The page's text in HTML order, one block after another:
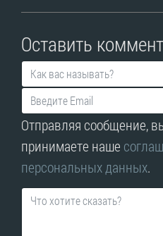
Оставить
Отправляя сообщение,
принимаете наше
персональных данных.